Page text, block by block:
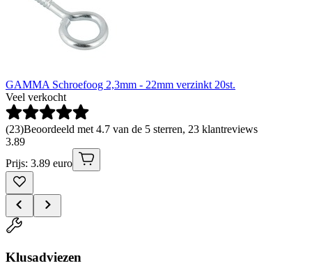
GAMMA Schroefoog 2,3mm - 22mm verzinkt 20st.
Veel verkocht
(23)Beoordeeld met 4.7 van de 5 sterren, 23 klantreviews
3.89
Prijs: 3.89 euro
Klusadviezen